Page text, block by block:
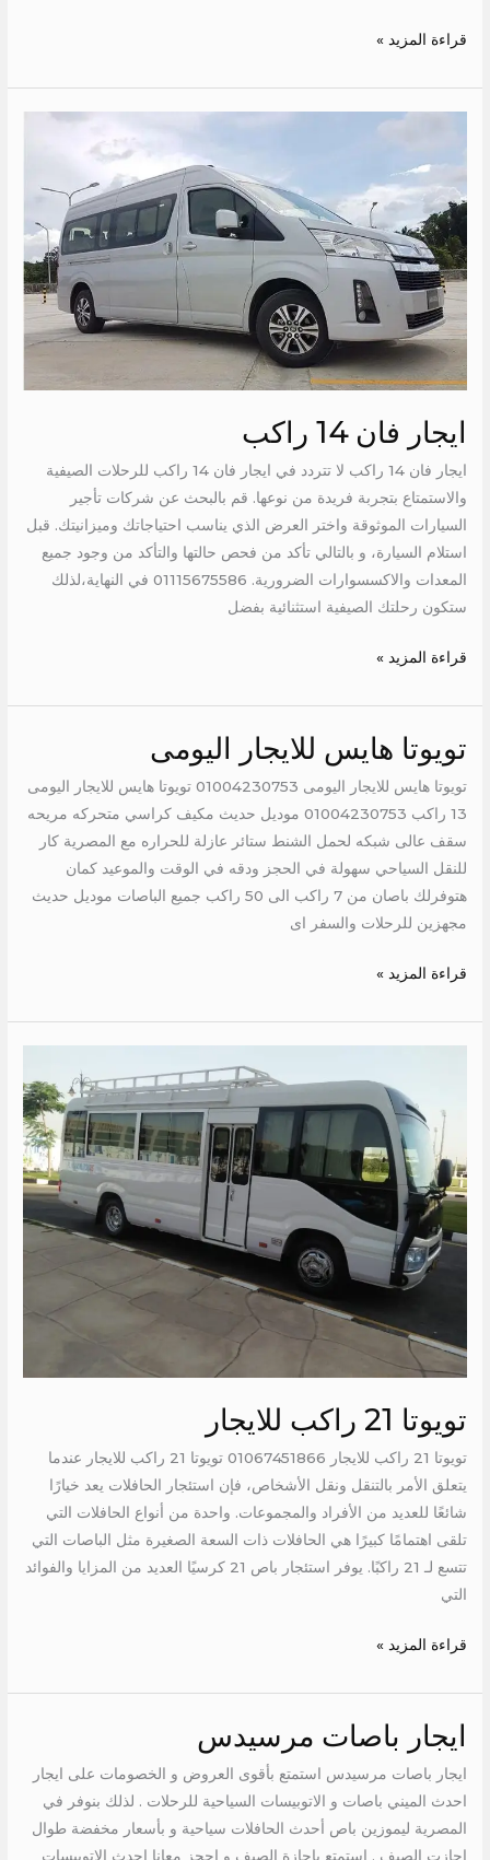
قراءة المزيد »
ايجار فان 14 راكب
ايجار فان 14 راكب لا تتردد في ايجار فان 14 راكب للرحلات الصيفية
والاستمتاع بتجربة فريدة من نوعها. قم بالبحث عن شركات تأجير
السيارات الموثوقة واختر العرض الذي يناسب احتياجاتك وميزانيتك. قبل
استلام السيارة، و بالتالي تأكد من فحص حالتها والتأكد من وجود جميع
المعدات والاكسسوارات الضرورية. 01115675586 في النهاية،لذلك
ستكون رحلتك الصيفية استثنائية بفضل
راكب
قراءة المزيد »
تويوتا هايس للايجار اليومى
تويوتا هايس للايجار اليومى 01004230753 تويوتا هايس للايجار اليومى
13 راكب 01004230753 موديل حديث مكيف كراسي متحركه مريحه
سقف عالى شبكه لحمل الشنط ستائر عازلة للحراره مع المصرية كار
للنقل السياحي سهولة في الحجز ودقه في الوقت والموعيد كمان
هتوفرلك باصان من 7 راكب الى 50 راكب جميع الباصات موديل حديث
مجهزين للرحلات والسفر اى
تويوتا
هايس
للايجار
اليومى
قراءة المزيد »
تويوتا 21 راكب للايجار
تويوتا 21 راكب للايجار 01067451866 تويوتا 21 راكب للايجار عندما
يتعلق الأمر بالتنقل ونقل الأشخاص، فإن استئجار الحافلات يعد خيارًا
شائعًا للعديد من الأفراد والمجموعات. واحدة من أنواع الحافلات التي
تلقى اهتمامًا كبيرًا هي الحافلات ذات السعة الصغيرة مثل الباصات التي
تتسع لـ 21 راكبًا. يوفر استئجار باص 21 كرسيًا العديد من المزايا والفوائد
التي
راكب
للايجار
قراءة المزيد »
ايجار باصات مرسيدس
ايجار باصات مرسيدس استمتع بأقوى العروض و الخصومات على ايجار
احدث الميني باصات و الاتوبيسات السياحية للرحلات . لذلك بنوفر في
المصرية ليموزين باص أحدث الحافلات سياحية و بأسعار مخفضة طوال
اجازت الصيف . استمتع باجازة الصيف و احجز معانا احدث الاتوبيسات
ايجار
باصات
مرسيدس